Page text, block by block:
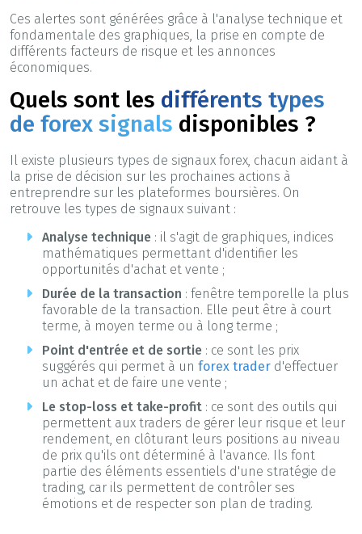
Ces alertes sont générées grâce à l'analyse technique et
fondamentale des graphiques, la prise en compte de
différents facteurs de risque et les annonces
économiques.
Quels sont les différents types
de forex signals disponibles ?
Il existe plusieurs types de signaux forex, chacun aidant à
la prise de décision sur les prochaines actions à
entreprendre sur les plateformes boursières. On
retrouve les types de signaux suivant :
Analyse technique : il s'agit de graphiques, indices
mathématiques permettant d'identifier les
opportunités d'achat et vente ;
Durée de la transaction : fenêtre temporelle la plus
favorable de la transaction. Elle peut être à court
terme, à moyen terme ou à long terme ;
Point d'entrée et de sortie : ce sont les prix
suggérés qui permet à un forex trader d'effectuer
un achat et de faire une vente ;
Le stop-loss et take-profit : ce sont des outils qui
permettent aux traders de gérer leur risque et leur
rendement, en clôturant leurs positions au niveau
de prix qu'ils ont déterminé à l'avance. Ils font
partie des éléments essentiels d'une stratégie de
trading, car ils permettent de contrôler ses
émotions et de respecter son plan de trading.